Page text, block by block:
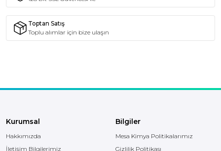
Toptan Satış
Toplu alımlar için bize ulaşın
Kurumsal
Hakkımızda
İletişim Bilgilerimiz
Bilgiler
Mesa Kimya Politikalarımız
Gizlilik Politikası